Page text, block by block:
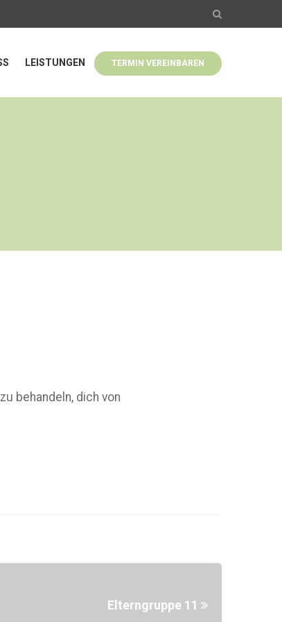
LEISTUNGEN TERMIN VEREINBAREN
behandeln, dich von
Elterngruppe 11